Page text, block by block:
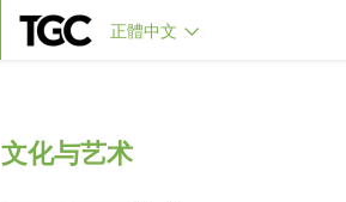
正體中文
文化与艺术